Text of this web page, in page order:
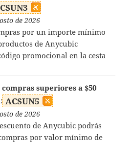
de 2026
por un importe mínimo
de Anycubic
promocional en la cesta
superiores a $50
ACSUN5
de 2026
de Anycubic podrás
por valor mínimo de